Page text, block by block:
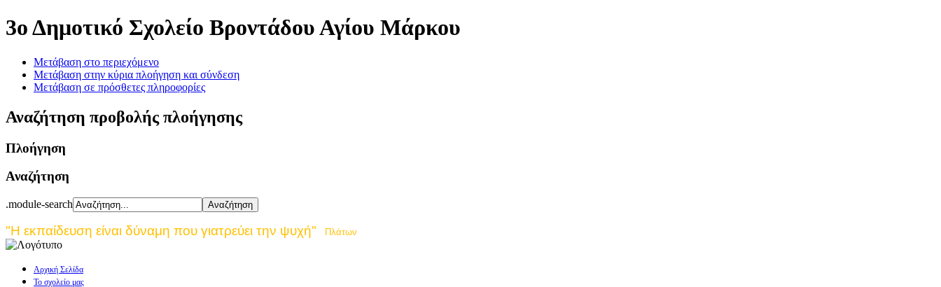
3ο Δημοτικό Σχολείο Βροντάδου Αγίου Μάρκου
Μετάβαση στο περιεχόμενο
Μετάβαση στην κύρια πλοήγηση και σύνδεση
Μετάβαση σε πρόσθετες πληροφορίες
Αναζήτηση προβολής πλοήγησης
Πλοήγηση
Αναζήτηση
.module-search
"Η εκπαίδευση είναι δύναμη που γιατρεύει την ψυχή" Πλάτων
Αρχική Σελίδα
Το σχολείο μας